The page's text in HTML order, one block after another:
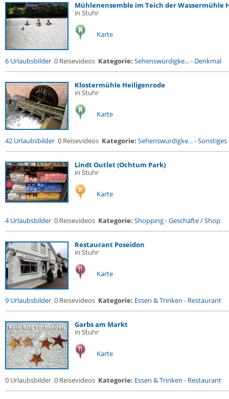
Mühlenensemble im Teich der Wassermühle
in Stuhr
Karte
6 Urlaubsbilder 0 Reisevideos Kategorie: Sehenswürdigke...- Denkmal
Klostermühle Heiligenrode
in Stuhr
Karte
42 Urlaubsbilder 0 Reisevideos Kategorie: Sehenswürdigke...-
Lindt Outlet (Ochtum Park)
in Stuhr
Karte
4 Urlaubsbilder 0 Reisevideos Kategorie: Shopping-Geschäfte / Shop
Restaurant Poseidon
in Stuhr
Karte
9 Urlaubsbilder 0 Reisevideos Kategorie: Essen & Trinken - Restaurant
Garbs am Markt
in Stuhr
Karte
0 Urlaubsbilder 0 Reisevideos Kategorie: Essen & Trinken - Restaurant